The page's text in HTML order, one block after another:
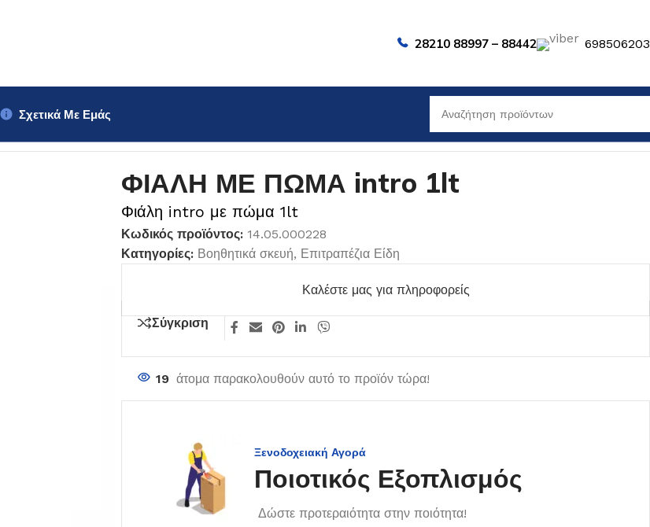
28210 88997 – 88442
Σχετικά Με Εμάς
ΦΙΑΛΗ ΜΕ ΠΩΜΑ intro 1lt
Φιάλη intro με πώμα 1lt
Κωδικός προϊόντος: 14.05.000228
Κατηγορίες: Βοηθητικά σκευή, Επιτραπέζια Είδη
Καλέστε μας για πληροφορείς
Σύγκριση
19 άτομα παρακολουθούν αυτό το προϊόν τώρα!
Ξενοδοχειακή Αγορά
Ποιοτικός Εξοπλισμός
Δώστε προτεραιότητα στην ποιότητα!